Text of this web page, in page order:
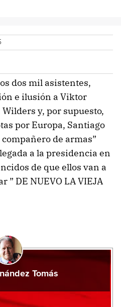
dos mil asistentes,
e ilusión a Viktor
y, por supuesto,
por Europa, Santiago
de armas”
a la presidencia en
de que ellos van a
” DE NUEVO LA VIEJA
Tomás